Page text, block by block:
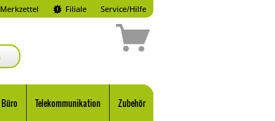
Merkzettel Filiale Service/Hilfe
Telekommunikation Zubehör